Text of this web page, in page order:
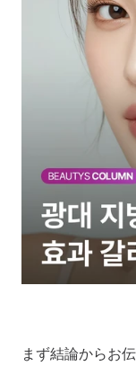
まず結論からお伝